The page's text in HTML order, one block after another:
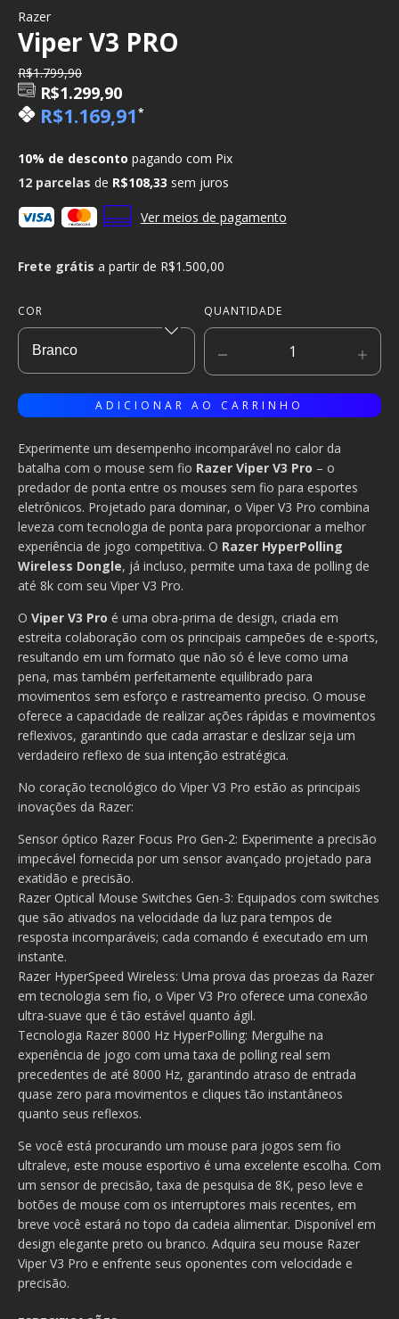
Razer
Viper V3 PRO
R$1.799,90
R$1.299,90
R$1.169,91*
10% de desconto pagando com Pix
12 parcelas de R$108,33 sem juros
Ver meios de pagamento
Frete grátis a partir de R$1.500,00
COR QUANTIDADE
Experimente um desempenho incomparável no calor da
batalha com o mouse sem fio Razer Viper V3 Pro – o
predador de ponta entre os mouses sem fio para esportes
eletrônicos. Projetado para dominar, o Viper V3 Pro combina
leveza com tecnologia de ponta para proporcionar a melhor
experiência de jogo competitiva. O Razer HyperPolling
Wireless Dongle, já incluso, permite uma taxa de polling de
até 8k com seu Viper V3 Pro.
O Viper V3 Pro é uma obra-prima de design, criada em
estreita colaboração com os principais campeões de e-sports,
resultando em um formato que não só é leve como uma
pena, mas também perfeitamente equilibrado para
movimentos sem esforço e rastreamento preciso. O mouse
oferece a capacidade de realizar ações rápidas e movimentos
reflexivos, garantindo que cada arrastar e deslizar seja um
verdadeiro reflexo de sua intenção estratégica.
No coração tecnológico do Viper V3 Pro estão as principais
inovações da Razer:
Sensor óptico Razer Focus Pro Gen-2: Experimente a precisão
impecável fornecida por um sensor avançado projetado para
exatidão e precisão.
Razer Optical Mouse Switches Gen-3: Equipados com switches
que são ativados na velocidade da luz para tempos de
resposta incomparáveis; cada comando é executado em um
instante.
Razer HyperSpeed Wireless: Uma prova das proezas da Razer
em tecnologia sem fio, o Viper V3 Pro oferece uma conexão
ultra-suave que é tão estável quanto ágil.
Tecnologia Razer 8000 Hz HyperPolling: Mergulhe na
experiência de jogo com uma taxa de polling real sem
precedentes de até 8000 Hz, garantindo atraso de entrada
quase zero para movimentos e cliques tão instantâneos
quanto seus reflexos.
Se você está procurando um mouse para jogos sem fio
ultraleve, este mouse esportivo é uma excelente escolha. Com
um sensor de precisão, taxa de pesquisa de 8K, peso leve e
botões de mouse com os interruptores mais recentes, em
breve você estará no topo da cadeia alimentar. Disponível em
design elegante preto ou branco. Adquira seu mouse Razer
Viper V3 Pro e enfrente seus oponentes com velocidade e
precisão.